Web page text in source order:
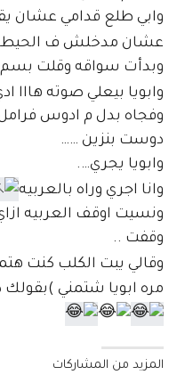
وابي طلع قدامي عشان
عشان مدخلش ف
وبدأت سواقه وقلت بسم
وابويا بيعلي صوته هااا
وفجاه بدل م ادوس
دوست بنزين ……
وابويا يجري….
وانا اجري وراه بالعربيه
ونسيت اوقف العربيه
وقفت ..
وقالي يبت الكلب كنت
مره ابويا شتمني
المزيد من المشاركات